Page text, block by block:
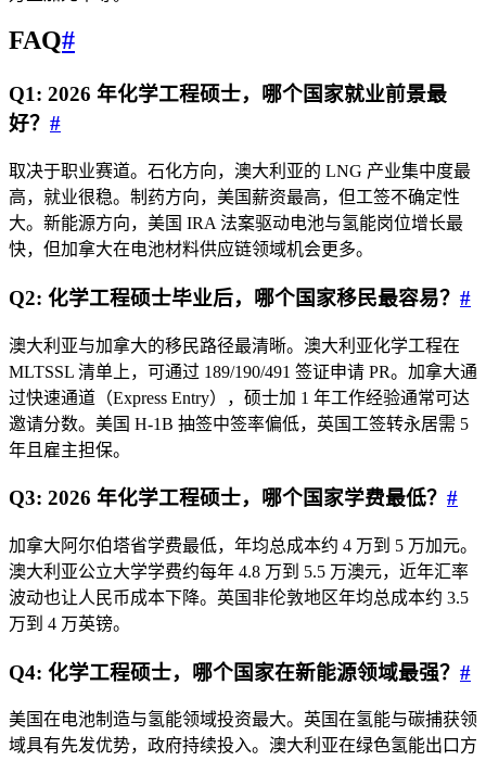
FAQ#
Q1: 2026 年化学工程硕士，哪个国家就业前景最
好？ #
取决于职业赛道。石化方向，澳大利亚的 LNG 产业集中度最
高，就业很稳。制药方向，美国薪资最高，但工签不确定性
大。新能源方向，美国 IRA 法案驱动电池与氢能岗位增长最
快，但加拿大在电池材料供应链领域机会更多。
Q2: 化学工程硕士毕业后，哪个国家移民最容易？ #
澳大利亚与加拿大的移民路径最清晰。澳大利亚化学工程在
MLTSSL 清单上，可通过 189/190/491 签证申请 PR。加拿大通
过快速通道（Express Entry），硕士加 1 年工作经验通常可达
邀请分数。美国 H-1B 抽签中签率偏低，英国工签转永居需 5
年且雇主担保。
Q3: 2026 年化学工程硕士，哪个国家学费最低？ #
加拿大阿尔伯塔省学费最低，年均总成本约 4 万到 5 万加元。
澳大利亚公立大学学费约每年 4.8 万到 5.5 万澳元，近年汇率
波动也让人民币成本下降。英国非伦敦地区年均总成本约 3.5
万到 4 万英镑。
Q4: 化学工程硕士，哪个国家在新能源领域最强？ #
美国在电池制造与氢能领域投资最大。英国在氢能与碳捕获领
域具有先发优势，政府持续投入。澳大利亚在绿色氢能出口方